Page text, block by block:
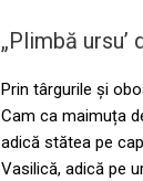
„Plimbă ursu’
Prin târgurile și
Cam ca maimuța
adică stătea pe
Vasilică, adică pe